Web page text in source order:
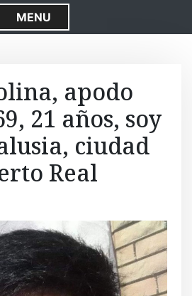
S
k
o
c
o
n
e
MENU
apodo
21 años, soy
ciudad
Real